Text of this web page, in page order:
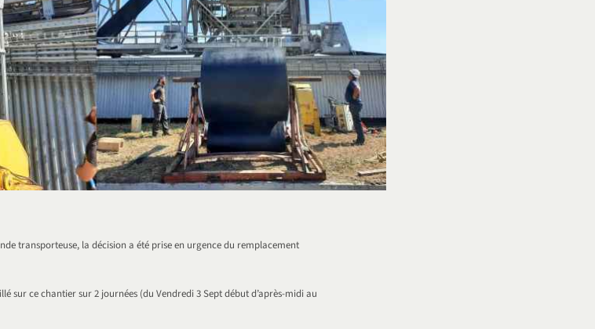
transporteuse, la décision a été prise en urgence du remplacement
sur ce chantier sur 2 journées (du Vendredi 3 Sept début d’après-midi au